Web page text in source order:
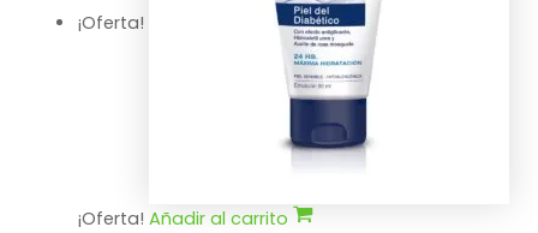
¡Oferta!
¡Oferta! Añadir al carrito